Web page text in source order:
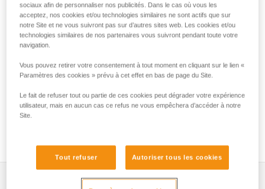
HOW TO Use our solutions for dropped tool
prevention
sociaux afin de personnaliser nos publicités. Dans le cas où vous les
acceptez, nos cookies et/ou technologies similaires ne sont actifs que sur
notre Site et ne vous suivront pas sur d’autres sites web. Les cookies et/ou
technologies similaires de nos partenaires vous suivront pendant toute votre
navigation.
Vous pouvez retirer votre consentement à tout moment en cliquant sur le lien «
Paramètres des cookies » prévu à cet effet en bas de page du Site.
Le fait de refuser tout ou partie de ces cookies peut dégrader votre expérience
utilisateur, mais en aucun cas ce refus ne vous empêchera d’accéder à notre
Site.
Tout refuser Autoriser tous les cookies